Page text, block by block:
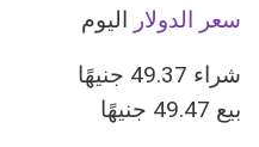
سعر الدولار اليوم
شراء 49.37 جنيهًا
بيع 49.47 جنيهًا